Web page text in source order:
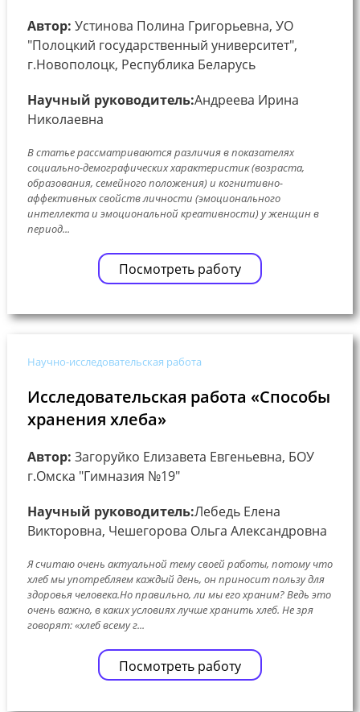
Автор: Устинова Полина Григорьевна, УО
"Полоцкий государственный университет",
г.Новополоцк, Республика Беларусь
Научный руководитель:Андреева Ирина
Николаевна
В статье рассматриваются различия в показателях
социально-демографических характеристик (возраста,
образования, семейного положения) и когнитивно-
аффективных свойств личности (эмоционального
интеллекта и эмоциональной креативности) у женщин в
период...
Посмотреть работу
Научно-исследовательская работа
Исследовательская работа «Способы
хранения хлеба»
Автор: Загоруйко Елизавета Евгеньевна, БОУ
г.Омска "Гимназия №19"
Научный руководитель:Лебедь Елена
Викторовна, Чешегорова Ольга Александровна
Я считаю очень актуальной тему своей работы, потому что
хлеб мы употребляем каждый день, он приносит пользу для
здоровья человека.Но правильно, ли мы его храним? Ведь это
очень важно, в каких условиях лучше хранить хлеб. Не зря
говорят: «хлеб всему г...
Посмотреть работу